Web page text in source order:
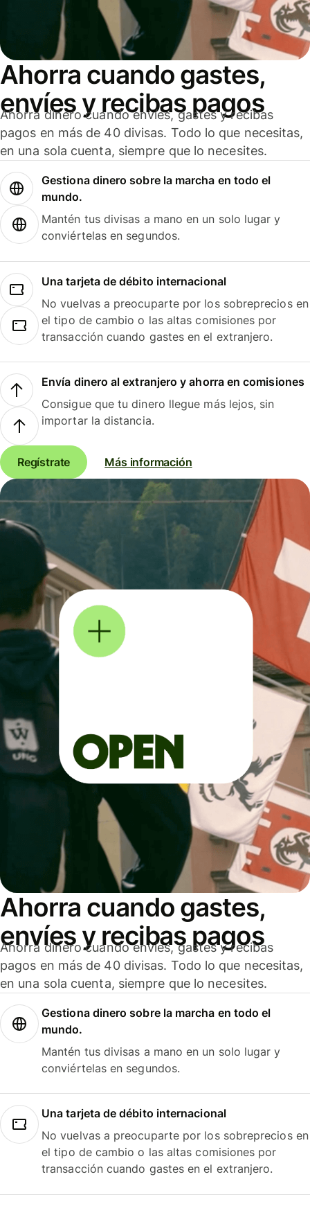
Ahorra cuando gastes,
envíes y recibas pagos
Ahorra dinero cuando envíes, gastes y recibas
pagos en más de 40 divisas. Todo lo que necesitas,
en una sola cuenta, siempre que lo necesites.
Gestiona dinero sobre la marcha en todo el
mundo.
Mantén tus divisas a mano en un solo lugar y
conviértelas en segundos.
Una tarjeta de débito internacional
No vuelvas a preocuparte por los sobreprecios en
el tipo de cambio o las altas comisiones por
transacción cuando gastes en el extranjero.
Envía dinero al extranjero y ahorra en comisiones
Consigue que tu dinero llegue más lejos, sin
importar la distancia.
Regístrate Más información
Ahorra cuando gastes,
envíes y recibas pagos
Ahorra dinero cuando envíes, gastes y recibas
pagos en más de 40 divisas. Todo lo que necesitas,
en una sola cuenta, siempre que lo necesites.
Gestiona dinero sobre la marcha en todo el
mundo.
Mantén tus divisas a mano en un solo lugar y
conviértelas en segundos.
Una tarjeta de débito internacional
No vuelvas a preocuparte por los sobreprecios en
el tipo de cambio o las altas comisiones por
transacción cuando gastes en el extranjero.